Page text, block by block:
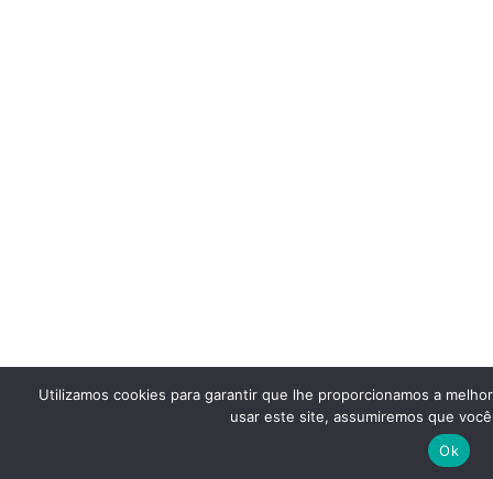
Utilizamos cookies para garantir que lhe proporcionamos a
usar este site, assumiremos que
Ok